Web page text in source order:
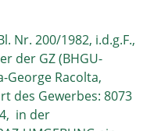
Nr. 200/1982, i.d.g.F.,
der GZ (BHGU-
George Racolta,
des Gewerbes: 8073
in der